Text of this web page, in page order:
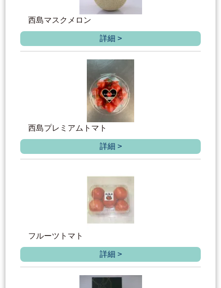
西島マスクメロン
詳細 >
西島プレミアムトマト
詳細 >
フルーツトマト
詳細 >